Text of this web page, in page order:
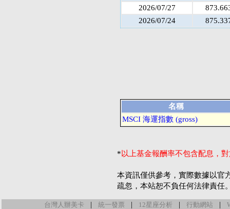
2026/07/27
2026/07/24
名稱
MSCI 海運指數 (gross)
*以上基金報酬率不包含配息，
本資訊僅供參考，實際數據以官
疏忽，本站恕不負任何法律責任
台灣人辦美卡 | 統一發票 | 12星座分析 | 行動網站 |